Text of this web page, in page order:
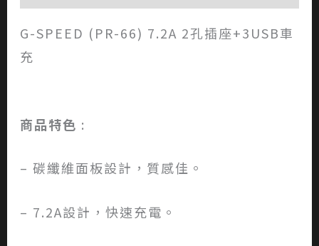
G-SPEED (PR-66) 7.2A 2孔插座+3USB車
充
商品特色 :
– 碳纖維面板設計，質感佳。
– 7.2A設計，快速充電。